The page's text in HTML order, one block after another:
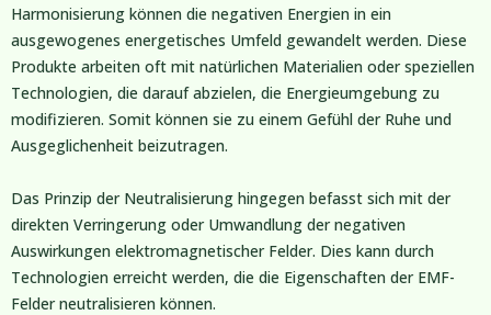
Harmonisierung können die negativen Energien in ein
ausgewogenes energetisches Umfeld gewandelt werden. Diese
Produkte arbeiten oft mit natürlichen Materialien oder speziellen
Technologien, die darauf abzielen, die Energieumgebung zu
modifizieren. Somit können sie zu einem Gefühl der Ruhe und
Ausgeglichenheit beizutragen.
Das Prinzip der Neutralisierung hingegen befasst sich mit der
direkten Verringerung oder Umwandlung der negativen
Auswirkungen elektromagnetischer Felder. Dies kann durch
Technologien erreicht werden, die die Eigenschaften der EMF-
Felder neutralisieren können.